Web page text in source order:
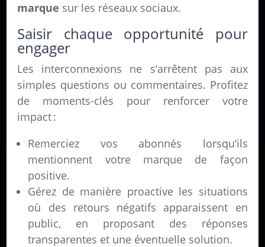
marque sur les réseaux sociaux.
Saisir chaque opportunité pour
engager
Les interconnexions ne s’arrêtent pas aux
simples questions ou commentaires. Profitez
de moments-clés pour renforcer votre
impact :
Remerciez vos abonnés lorsqu’ils
mentionnent votre marque de façon
positive.
Gérez de manière proactive les situations
où des retours négatifs apparaissent en
public, en proposant des réponses
transparentes et une éventuelle solution.